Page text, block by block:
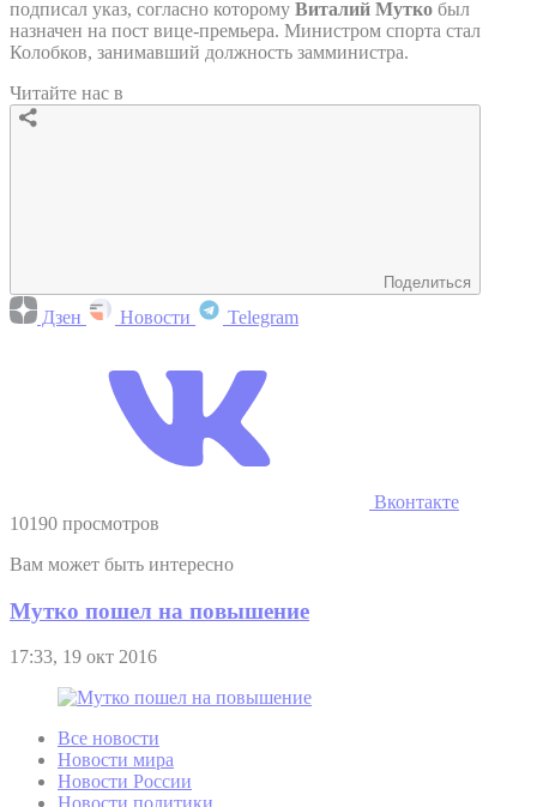
подписал указ, согласно которому Виталий Мутко был
назначен на пост вице-премьера. Министром спорта стал
Колобков, занимавший должность замминистра.
Читайте нас в
Поделиться
Дзен Новости Telegram
Вконтакте
10190 просмотров
Вам может быть интересно
Мутко пошел на повышение
17:33, 19 окт 2016
Все новости
Новости мира
Новости России